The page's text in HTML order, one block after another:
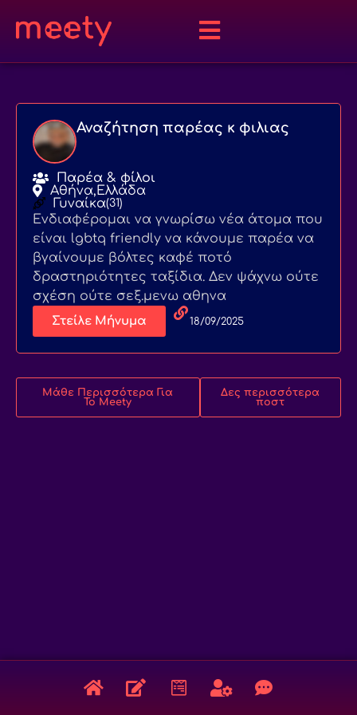
Αναζήτηση παρέας κ φιλιας
Παρέα & φίλοι
Αθήνα,Ελλάδα
Γυναίκα(31)
Ενδιαφέρομαι να γνωρίσω νέα άτομα που
είναι lgbtq friendly να κάνουμε παρέα να
βγαίνουμε βόλτες καφέ ποτό
δραστηριότητες ταξίδια. Δεν ψάχνω ούτε
σχέση ούτε σεξ.μενω αθηνα
Στείλε Μήνυμα 18/09/2025
Μάθε Περισσότερα Για
Το Meety
Δες περισσότερα
ποστ